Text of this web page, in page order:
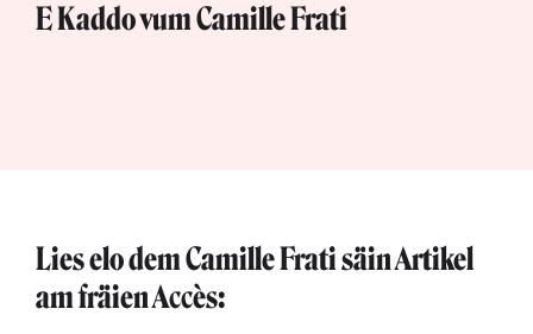
E Kaddo vum Camille Frati
Lies elo dem Camille Frati säin Artikel
am fräien Accès: